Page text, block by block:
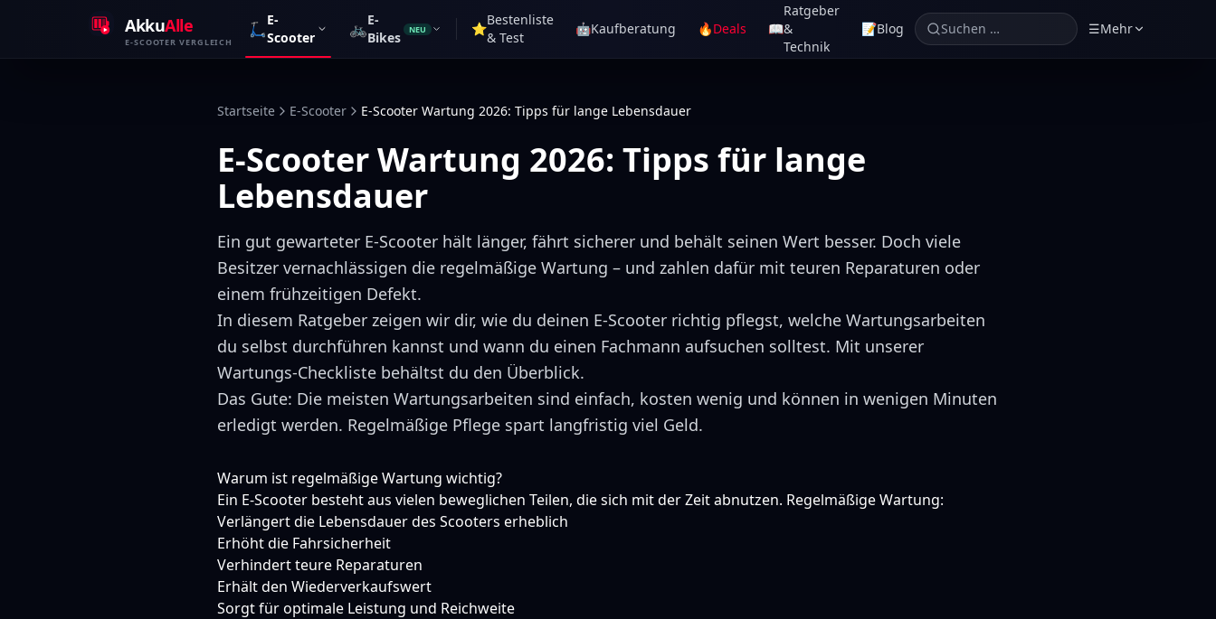
AkkuAlle
E-SCOOTER VERGLEICH
🛴E-
Scooter
🚲E-
Bikes
NEU ⭐
Bestenliste
& Test
🤖Kaufberatung 🔥Deals 📖
Ratgeber
&
Technik
📝Blog Suchen … ☰Mehr
Startseite E-Scooter E-Scooter Wartung 2026: Tipps für lange Lebensdauer
E-Scooter Wartung 2026: Tipps für lange
Lebensdauer
Ein gut gewarteter E-Scooter hält länger, fährt sicherer und behält seinen Wert besser. Doch viele
Besitzer vernachlässigen die regelmäßige Wartung – und zahlen dafür mit teuren Reparaturen oder
einem frühzeitigen Defekt.
In diesem Ratgeber zeigen wir dir, wie du deinen E-Scooter richtig pflegst, welche Wartungsarbeiten
du selbst durchführen kannst und wann du einen Fachmann aufsuchen solltest. Mit unserer
Wartungs-Checkliste behältst du den Überblick.
Das Gute: Die meisten Wartungsarbeiten sind einfach, kosten wenig und können in wenigen Minuten
erledigt werden. Regelmäßige Pflege spart langfristig viel Geld.
Warum ist regelmäßige Wartung wichtig?
Ein E-Scooter besteht aus vielen beweglichen Teilen, die sich mit der Zeit abnutzen. Regelmäßige Wartung:
Verlängert die Lebensdauer des Scooters erheblich
Erhöht die Fahrsicherheit
Verhindert teure Reparaturen
Erhält den Wiederverkaufswert
Sorgt für optimale Leistung und Reichweite